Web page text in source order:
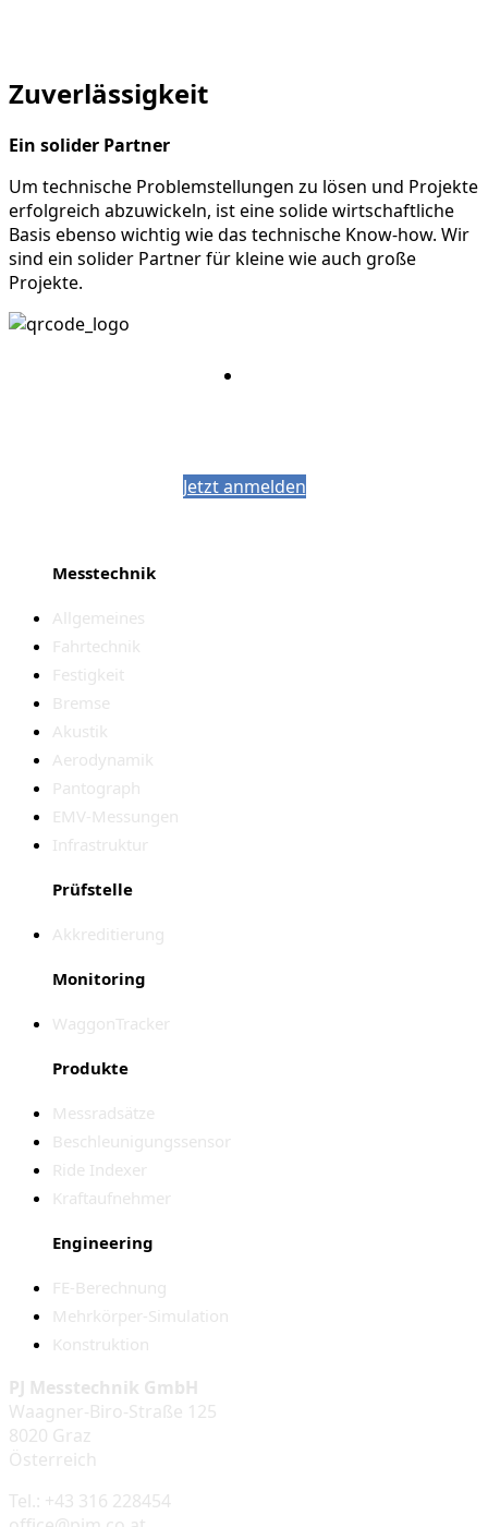
Zuverlässigkeit
Ein solider Partner
Um technische Problemstellungen zu lösen und Projekte
erfolgreich abzuwickeln, ist eine solide wirtschaftliche
Basis ebenso wichtig wie das technische Know-how. Wir
sind ein solider Partner für kleine wie auch große
Projekte.
Jetzt anmelden
Messtechnik
Allgemeines
Fahrtechnik
Festigkeit
Bremse
Akustik
Aerodynamik
Pantograph
EMV-Messungen
Infrastruktur
Prüfstelle
Akkreditierung
Monitoring
WaggonTracker
Produkte
Messradsätze
Beschleunigungssensor
Ride Indexer
Kraftaufnehmer
Engineering
FE-Berechnung
Mehrkörper-Simulation
Konstruktion
PJ Messtechnik GmbH
Waagner-Biro-Straße 125
8020 Graz
Österreich
Tel.: +43 316 228454